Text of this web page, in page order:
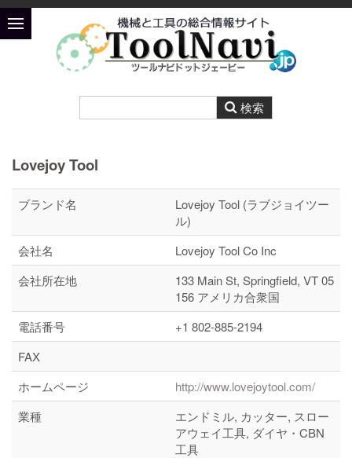
Lovejoy Tool
ブランド名
Lovejoy Tool (ラブジョイツー
ル)
会社名
Lovejoy Tool Co Inc
会社所在地
133 Main St, Springfield, VT 05
156 アメリカ合衆国
電話番号
+1 802-885-2194
FAX
ホームページ
http://www.lovejoytool.com/
業種
エンドミル, カッター, スロー
アウェイ工具, ダイヤ・CBN
工具